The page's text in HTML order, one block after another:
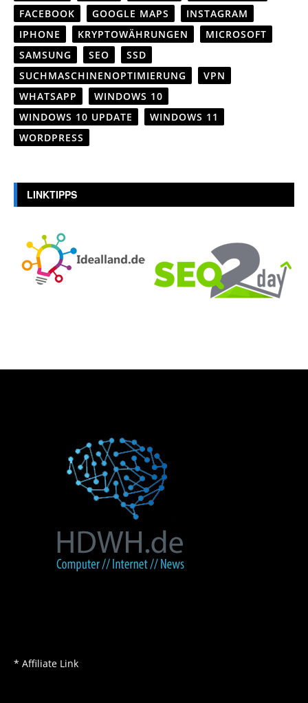
FACEBOOK
GOOGLE MAPS
INSTAGRAM
IPHONE
KRYPTOWÄHRUNGEN
MICROSOFT
SAMSUNG
SEO
SSD
SUCHMASCHINENOPTIMIERUNG
VPN
WHATSAPP
WINDOWS 10
WINDOWS 10 UPDATE
WINDOWS 11
WORDPRESS
LINKTIPPS
* Affiliate Link